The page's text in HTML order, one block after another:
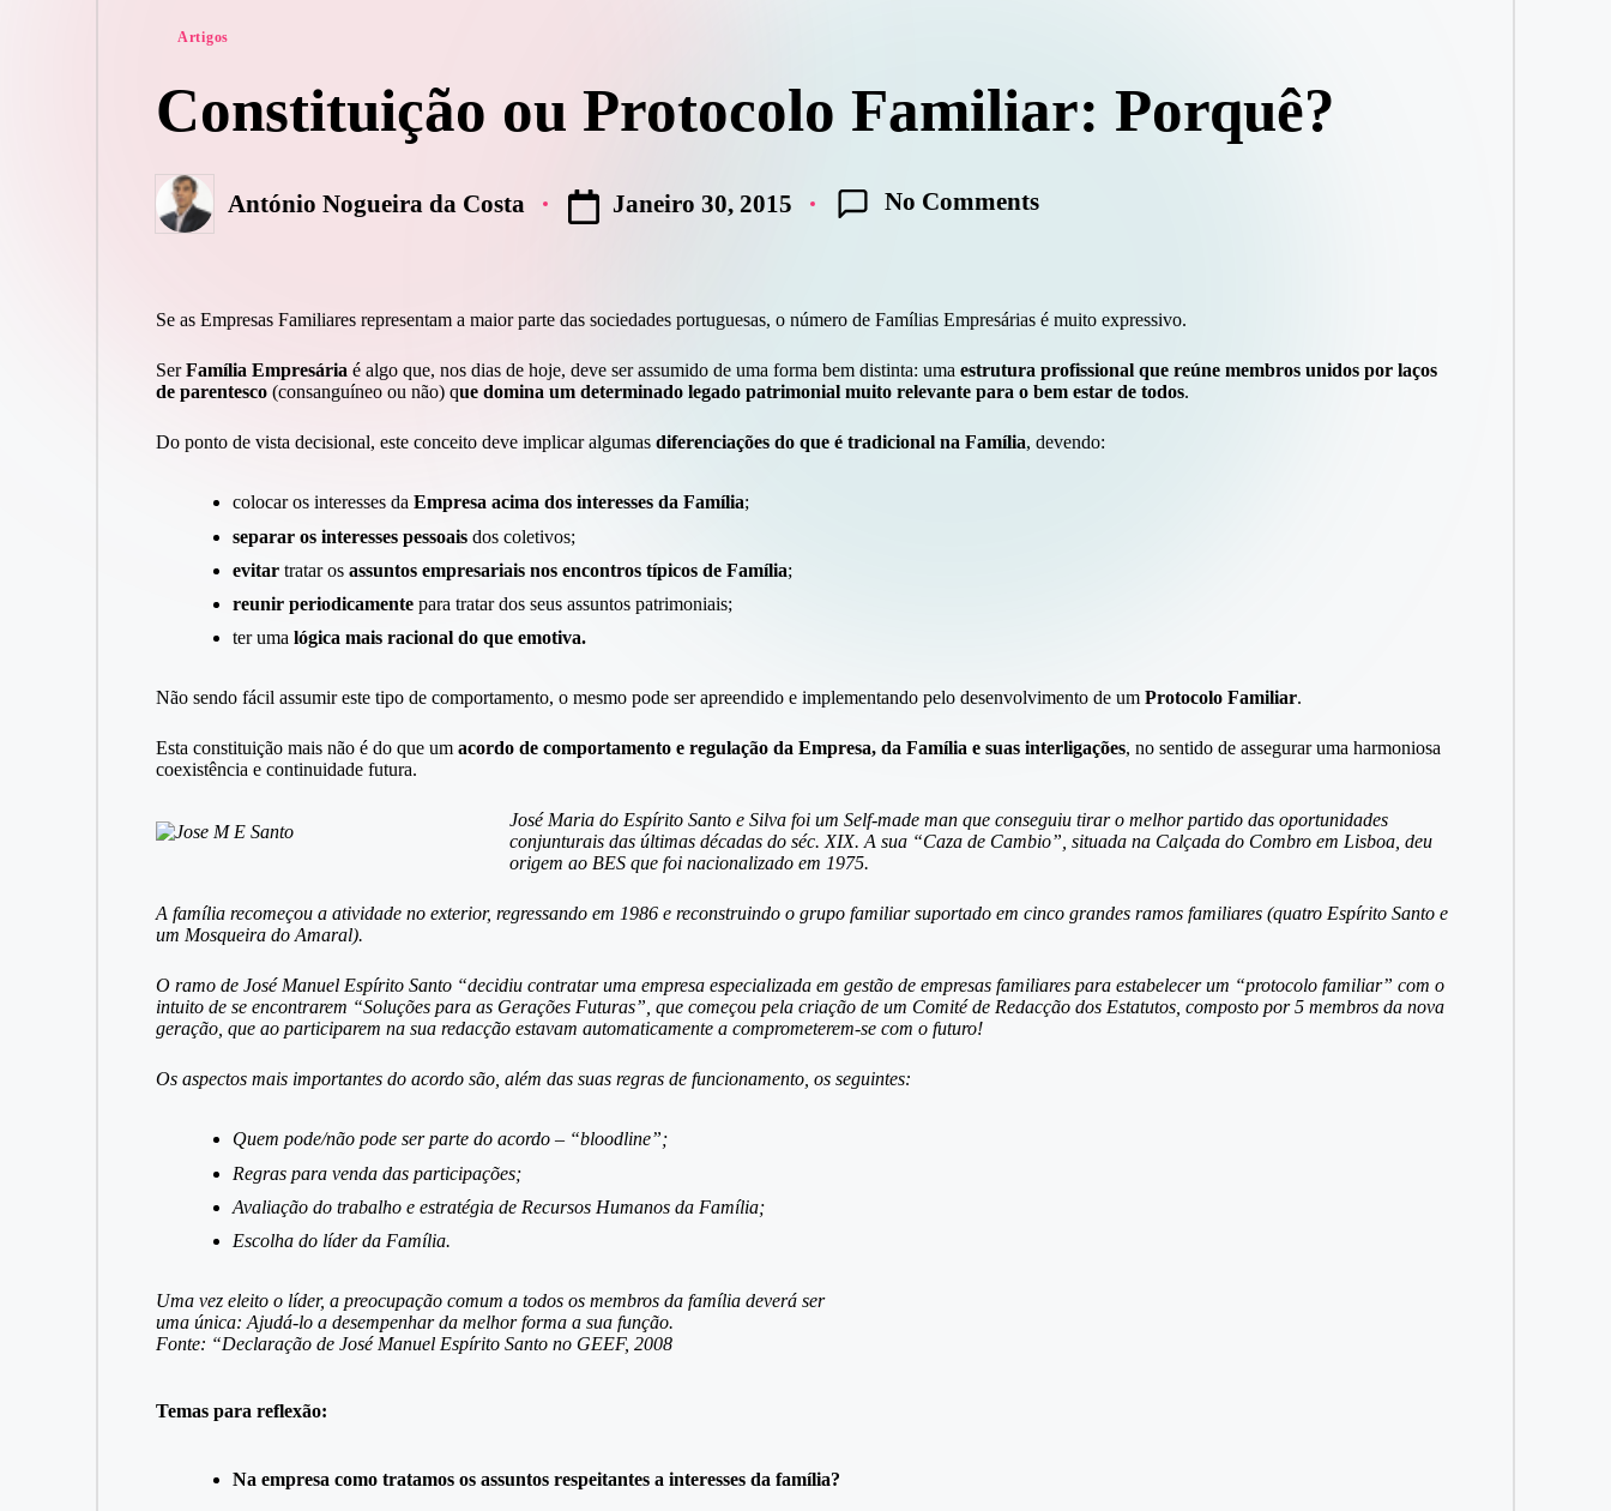
Posted
Artigos
Constituição ou Protocolo Familiar: Porquê?
Posted
António Nogueira da Costa Janeiro 30, 2015 No Comments
Se as Empresas Familiares representam a maior parte das sociedades portuguesas, o número de Famílias Empresárias é muito expressivo.
SerFamília Empresáriaé algo que, nos dias de hoje, deve ser assumido de uma forma bem distinta: uma estrutura profissional que reúne membros unidos por laços
de parentesco(consanguíneo ou não) que domina um determinado legado patrimonial muito relevante para o bem estar de todos.
Do ponto de vista decisional, este conceito deve implicar algumas diferenciações do que é tradicional na Família, devendo:
colocar os interesses da Empresa acima dos interesses da Família;
separar os interesses pessoaisdos coletivos;
evitartratar os assuntos empresariais nos encontros típicos de Família;
reunir periodicamentepara tratar dos seus assuntos patrimoniais;
ter uma lógica mais racional do que emotiva.
Não sendo fácil assumir este tipo de comportamento, o mesmo pode ser apreendido e implementando pelo desenvolvimento de um Protocolo Familiar.
Esta constituição mais não é do que um acordo de comportamento e regulação da Empresa, da Família e suas interligações, no sentido de assegurar uma harmoniosa
coexistência e continuidade futura.
José Maria do Espírito Santo e Silva foi um Self-made man que conseguiu tirar o melhor partido das oportunidades
conjunturais das últimas décadas do séc. XIX. A sua “Caza de Cambio”, situada na Calçada do Combro em Lisboa, deu
origem ao BES que foi nacionalizado em 1975.
A família recomeçou a atividade no exterior, regressando em 1986 e reconstruindo o grupo familiar suportado em cinco grandes ramos familiares (quatro Espírito Santo e
um Mosqueira do Amaral).
O ramo de José Manuel Espírito Santo “decidiu contratar uma empresa especializada em gestão de empresas familiares para estabelecer um “protocolo familiar” com o
intuito de se encontrarem “Soluções para as Gerações Futuras”, que começou pela criação de um Comité de Redacção dos Estatutos, composto por 5 membros da nova
geração, que ao participarem na sua redacção estavam automaticamente a comprometerem-se com o futuro!
Os aspectos mais importantes do acordo são, além das suas regras de funcionamento, os seguintes:
Quem pode/não pode ser parte do acordo – “bloodline”;
Regras para venda das participações;
Avaliação do trabalho e estratégia de Recursos Humanos da Família;
Escolha do líder da Família.
Uma vez eleito o líder, a preocupação comum a todos os membros da família deverá ser
uma única: Ajudá-lo a desempenhar da melhor forma a sua função.
Fonte: “Declaração de José Manuel Espírito Santo no GEEF, 2008
Temas para reflexão:
Na empresa como tratamos os assuntos respeitantes a interesses da família?